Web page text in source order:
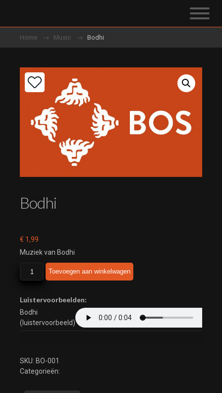
Home Music Bodhi
Bodhi
€ 1,99
Muziek van Bodhi
Bodhi
aantal
Toevoegen aan winkelwagen
Luistervoorbeelden:
Bodhi
(luistervoorbeeld)
SKU: BO-001
Categorieën: